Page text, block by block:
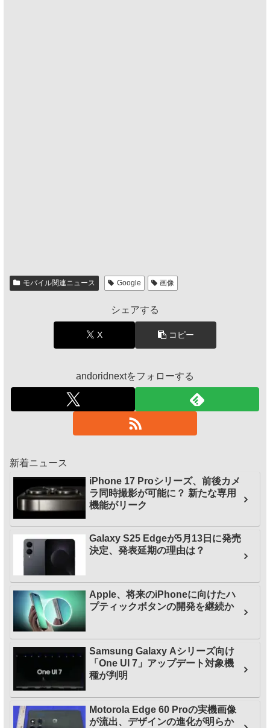
モバイル関連ニュース Google 画像
シェアする
X コピー
andoridnextをフォローする
新着ニュース
iPhone 17 Proシリーズ、前後カメ
ラ同時撮影が可能に？ 新たな専用
機能がリーク
Galaxy S25 Edgeが5月13日に発売
決定、発表延期の理由は？
Apple、将来のiPhoneに向けたハ
プティックボタンの開発を継続か
Samsung Galaxy Aシリーズ向け
「One UI 7」アップデート対象機
種が判明
Motorola Edge 60 Proの実機画像
が流出、デザインの進化が明らか